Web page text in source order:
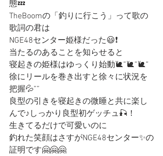
態💤
TheBoomの「釣りに行こう」って歌の
歌詞の君は
NGE48センター姫様だった😃❗️
当たるのあることを知らせると
寝起きの姫様はゆっくり始動🐌”🐌”🐌”
徐にリールを巻き出すと徐々に状況を
把握💦””
良型の引きを寝起きの微睡と共に楽し
んで♪しっかり良型初ゲッチュ🎣！
生きてるだけで可愛いのに
釣れた笑顔はさすがNGE48センター✨の
証明です🤗🤗🤗